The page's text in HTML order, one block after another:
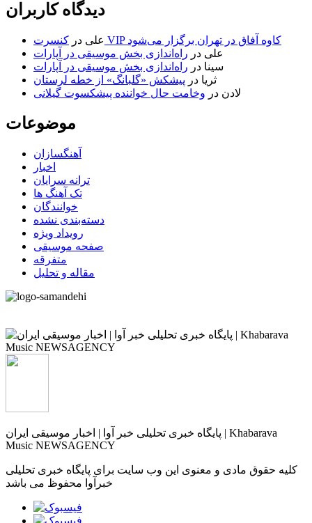
دیدگاه کاربران
علی در
کنسرت VIP کاوه آفاق در تهران برگزار می‌شود
علی در راه‌اندازی بخش موسیقی در آپارات
سینا در راه‌اندازی بخش موسیقی در آپارات
ثریا در پیشکش «گلبانگ» از خطه لرستان
لادن در وخامت حال خواننده پیشکسوت گیلانی
موضوعات
آهنگسازان
اخبار
ترانه سرایان
تک آهنگ ها
خوانندگان
دسته‌بندی نشده
رویداد ویژه
صفحه موسیقی
متفرقه
مقاله و تحلیل
پایگاه خبری تحلیلی خبر آوا | اخبار موسیقی ایران | Khabarava
Music NEWSAGENCY
کلیه حقوق مادی و معنوی این وب سایت برای پایگاه خبری تحلیلی
خبرآوا محفوظ می باشد